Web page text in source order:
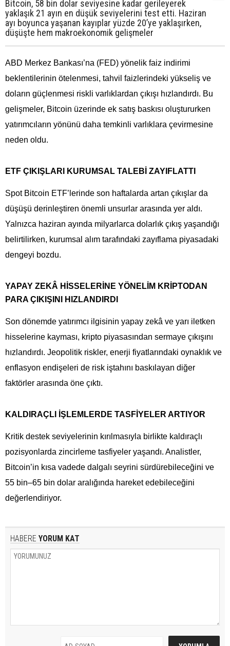
Bitcoin, 58 bin dolar seviyesine kadar gerileyerek
yaklaşık 21 ayın en düşük seviyelerini test etti. Haziran
ayı boyunca yaşanan kayıplar yüzde 20’ye yaklaşırken,
düşüşte hem makroekonomik gelişmeler
ABD Merkez Bankası’na (FED) yönelik faiz indirimi
beklentilerinin ötelenmesi, tahvil faizlerindeki yükseliş ve
doların güçlenmesi riskli varlıklardan çıkışı hızlandırdı. Bu
gelişmeler, Bitcoin üzerinde ek satış baskısı oluştururken
yatırımcıların yönünü daha temkinli varlıklara çevirmesine
neden oldu.
ETF ÇIKIŞLARI KURUMSAL TALEBİ ZAYIFLATTI
Spot Bitcoin ETF’lerinde son haftalarda artan çıkışlar da
düşüşü derinleştiren önemli unsurlar arasında yer aldı.
Yalnızca haziran ayında milyarlarca dolarlık çıkış yaşandığı
belirtilirken, kurumsal alım tarafındaki zayıflama piyasadaki
dengeyi bozdu.
YAPAY ZEKÂ HİSSELERİNE YÖNELİM KRİPTODAN
PARA ÇIKIŞINI HIZLANDIRDI
Son dönemde yatırımcı ilgisinin yapay zekâ ve yarı iletken
hisselerine kayması, kripto piyasasından sermaye çıkışını
hızlandırdı. Jeopolitik riskler, enerji fiyatlarındaki oynaklık ve
enflasyon endişeleri de risk iştahını baskılayan diğer
faktörler arasında öne çıktı.
KALDIRAÇLI İŞLEMLERDE TASFİYELER ARTIYOR
Kritik destek seviyelerinin kırılmasıyla birlikte kaldıraçlı
pozisyonlarda zincirleme tasfiyeler yaşandı. Analistler,
Bitcoin’in kısa vadede dalgalı seyrini sürdürebileceğini ve
55 bin–65 bin dolar aralığında hareket edebileceğini
değerlendiriyor.
HABERE YORUM KAT